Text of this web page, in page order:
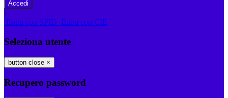
-
Entra con SPID Entra con CIE
Seleziona utente
button close ×
Recupero password